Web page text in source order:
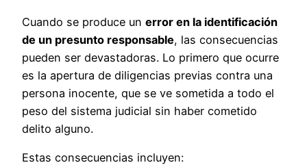
Cuando se produce un error en la identificación
de un presunto responsable, las consecuencias
pueden ser devastadoras. Lo primero que ocurre
es la apertura de diligencias previas contra una
persona inocente, que se ve sometida a todo el
peso del sistema judicial sin haber cometido
delito alguno.
Estas consecuencias incluyen: